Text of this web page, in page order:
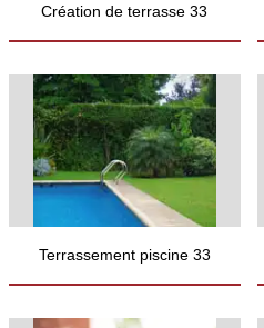
Création de terrasse 33
Terrassement piscine 33